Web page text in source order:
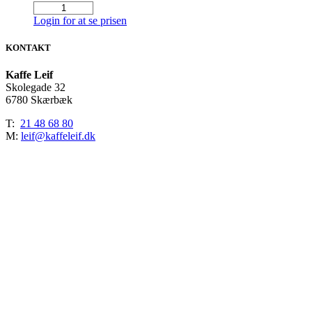
Mikrofiber
Klud
32
32
cm.
(pk.
á
10
stk.)
antal
Login for at se prisen
KONTAKT
Kaffe Leif
Skolegade 32
6780 Skærbæk
T: 21 48 68 80
M: leif@kaffeleif.dk